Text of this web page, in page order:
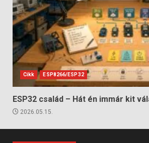
Cikk ESP8266/ESP32
ESP32 család – Hát én immár kit
2026.05.15.